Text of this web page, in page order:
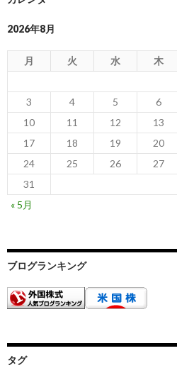
2026年8月
月 火 水 木
3
4 5 6
10
11 12 13
17
18 19 20
24
25 26 27
31
« 5月
ブログランキング
タグ